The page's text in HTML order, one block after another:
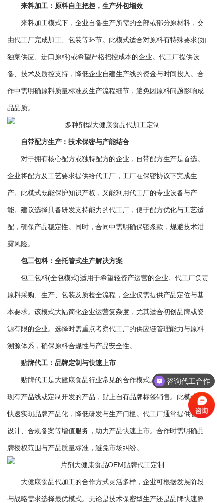
来料加工：原料自主把控，生产外包增效
来料加工模式下，企业自备生产所需的全部或部分原材料，交
由代工厂完成加工、包装等环节。此模式适合对原料有特殊要求(如
独家供应、进口原料)或希望严格把控成本的企业。代工厂提供设
备、技术及质控支持，降低企业自建生产线的资金与时间投入。合
作中需明确原料质量标准及生产流程细节，避免因原料问题影响成
品品质。
自带配方生产：技术保密与产能结合
对于拥有核心配方或独特配方的企业，自带配方生产是首选。
企业将配方及工艺要求提供给代工厂，工厂在保密协议下完成生
产。此模式既能保护知识产权，又能利用代工厂的专业设备与产
能。建议选择具备研发支持能力的代工厂，便于配方优化与工艺适
配，确保产品稳定性。同时，合同中需明确保密条款，规避技术泄
露风险。
包工包料：全托管式生产解决方案
包工包料(全包模式)适用于希望轻资产运营的企业。代工厂负责
原料采购、生产、包装及质检全流程，企业仅需提供产品定位与基
本要求。该模式大幅简化企业运营复杂度，尤其适合初创品牌或资
源有限的企业。选择时需重点考察代工厂的供应链管理能力与原料
溯源体系，确保原料合规性与产品安全性。
贴牌代工：品牌定制与快速上市
贴牌代工是大健康食品行业常见的合作模式。企业利用代工厂
现有产品线或定制开发的产品，贴上自有品牌标签销售。此模式可
快速实现品牌产品化，降低研发与生产门槛。代工厂通常提供包装
设计、合规备案等增值服务，助力产品快速上市。合作时需明确品
牌授权范围与产品质量标准，避免市场纠纷。
大健康食品代加工的合作方式灵活多样，企业可根据发展阶段
与战略需求选择最优模式。无论是技术保密型生产还是品牌快速孵
咨询代工合作